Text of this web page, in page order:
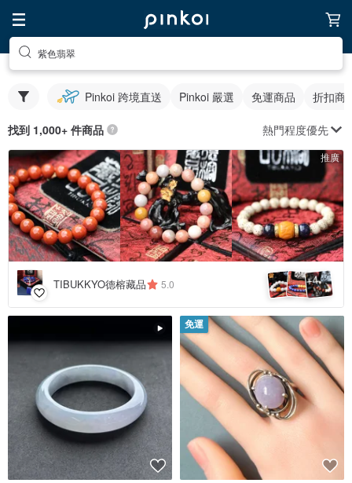
紫色翡翠
Pinkoi 跨境直送 Pinkoi 嚴選 免運商品 折扣商
找到 1,000+ 件商品 熱門程度優先
推廣
TIBUKKYO德榕藏品 5.0 +4
免運